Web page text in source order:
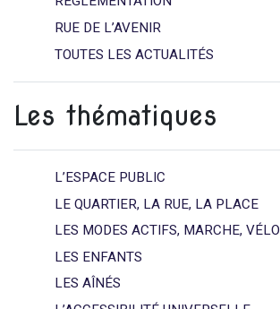
RUE DE L’AVENIR
TOUTES LES ACTUALITÉS
Les thématiques
L’ESPACE PUBLIC
LE QUARTIER, LA RUE, LA PLACE
LES MODES ACTIFS, MARCHE, VÉLO
LES ENFANTS
LES AÎNÉS